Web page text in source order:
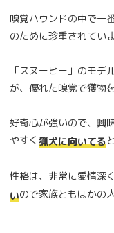
嗅覚ハウンドの中で一
のために珍重されていま
「スヌーピー」のモ
が、優れた嗅覚で獲物
好奇心が強いので、興
やすく 猟犬に向いてる
性格は、非常に愛情深く
いので家族ともほかの